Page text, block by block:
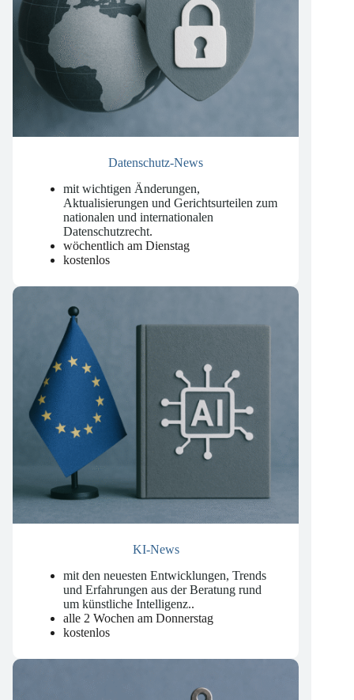
Datenschutz-News
mit wichtigen Änderungen,
Aktualisierungen und Gerichtsurteilen zum
nationalen und internationalen
Datenschutzrecht.
wöchentlich am Dienstag
mit den neuesten Entwicklungen, Trends
und Erfahrungen aus der Beratung rund
um künstliche Intelligenz..
alle 2 Wochen am Donnerstag